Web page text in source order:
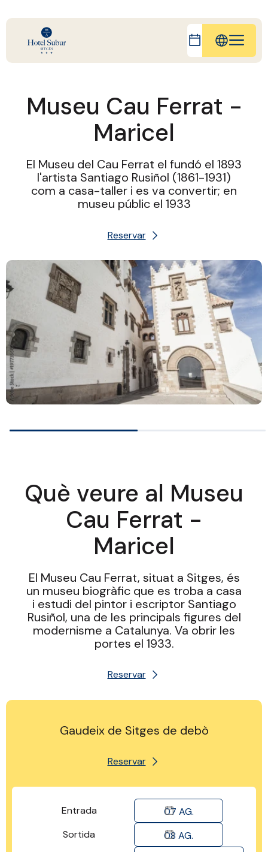
IT
FR
Museu Cau Ferrat -
Maricel
El Museu del Cau Ferrat el fundó el 1893
l'artista Santiago Rusiñol (1861-1931)
com a casa-taller i es va convertir; en
museu públic el 1933
Reservar
Què veure al Museu
Cau Ferrat -
Maricel
El Museu Cau Ferrat, situat a Sitges, és
un museu biogràfic que es troba a casa
i estudi del pintor i escriptor Santiago
Rusiñol, una de les principals figures del
modernisme a Catalunya. Va obrir les
portes el 1933.
Reservar
Gaudeix de Sitges de debò
Reservar
Entrada 07 AG.
Sortida
08 AG.